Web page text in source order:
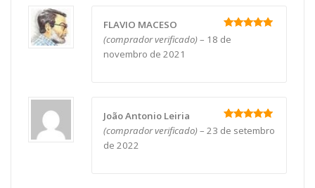
Avaliação
de 5
FLAVIO MACESO
(comprador verificado)– 18 de
novembro de 2021
Avaliação 5
de 5
João Antonio Leiria
(comprador verificado)– 23 de setembro
de 2022